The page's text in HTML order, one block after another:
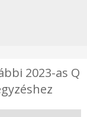
2023-as Q